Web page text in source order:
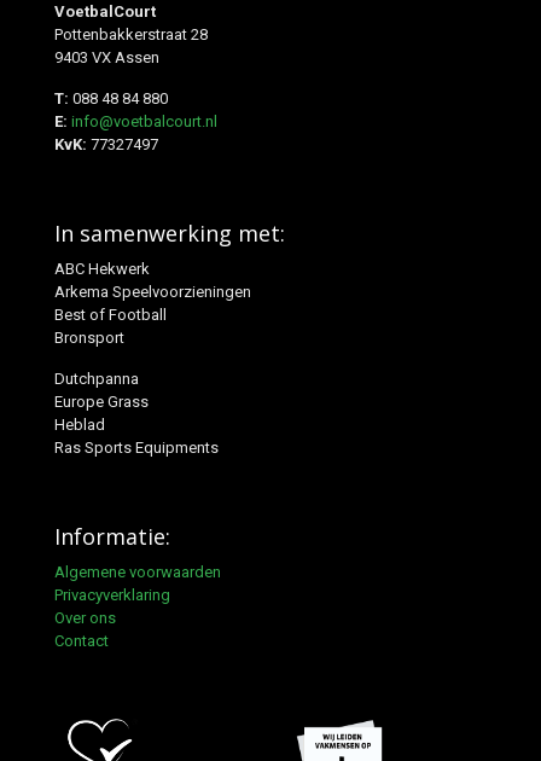
VoetbalCourt
Pottenbakkerstraat 28
9403 VX Assen
T: 088 48 84 880
E: info@voetbalcourt.nl
KvK: 77327497
In samenwerking met:
ABC Hekwerk
Arkema Speelvoorzieningen
Best of Football
Bronsport
Dutchpanna
Europe Grass
Heblad
Ras Sports Equipments
Informatie:
Algemene voorwaarden
Privacyverklaring
Over ons
Contact